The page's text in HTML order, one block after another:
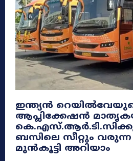
ഇന്ത്യന്‍
ആപ്ലിക്കേഷന്‍
ബസിലെ സീറ്റും
മുന്‍കൂട്ടി അറിയാം